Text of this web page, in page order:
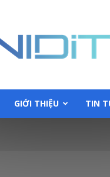
GIỚI THIỆU TIN